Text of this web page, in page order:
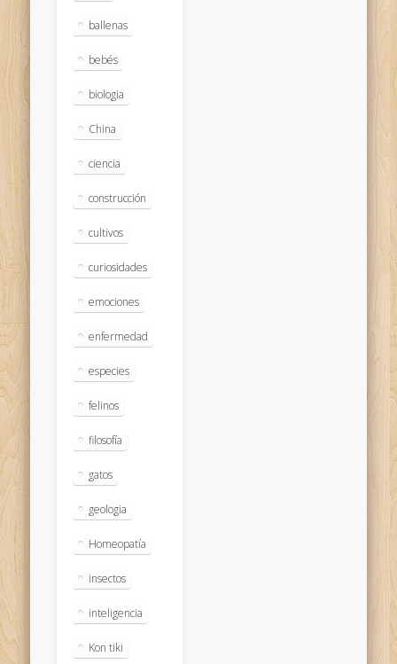
ballenas
bebés
biologia
China
ciencia
construcción
cultivos
curiosidades
emociones
enfermedad
especies
felinos
filosofía
gatos
geologia
Homeopatía
insectos
inteligencia
Kon tiki